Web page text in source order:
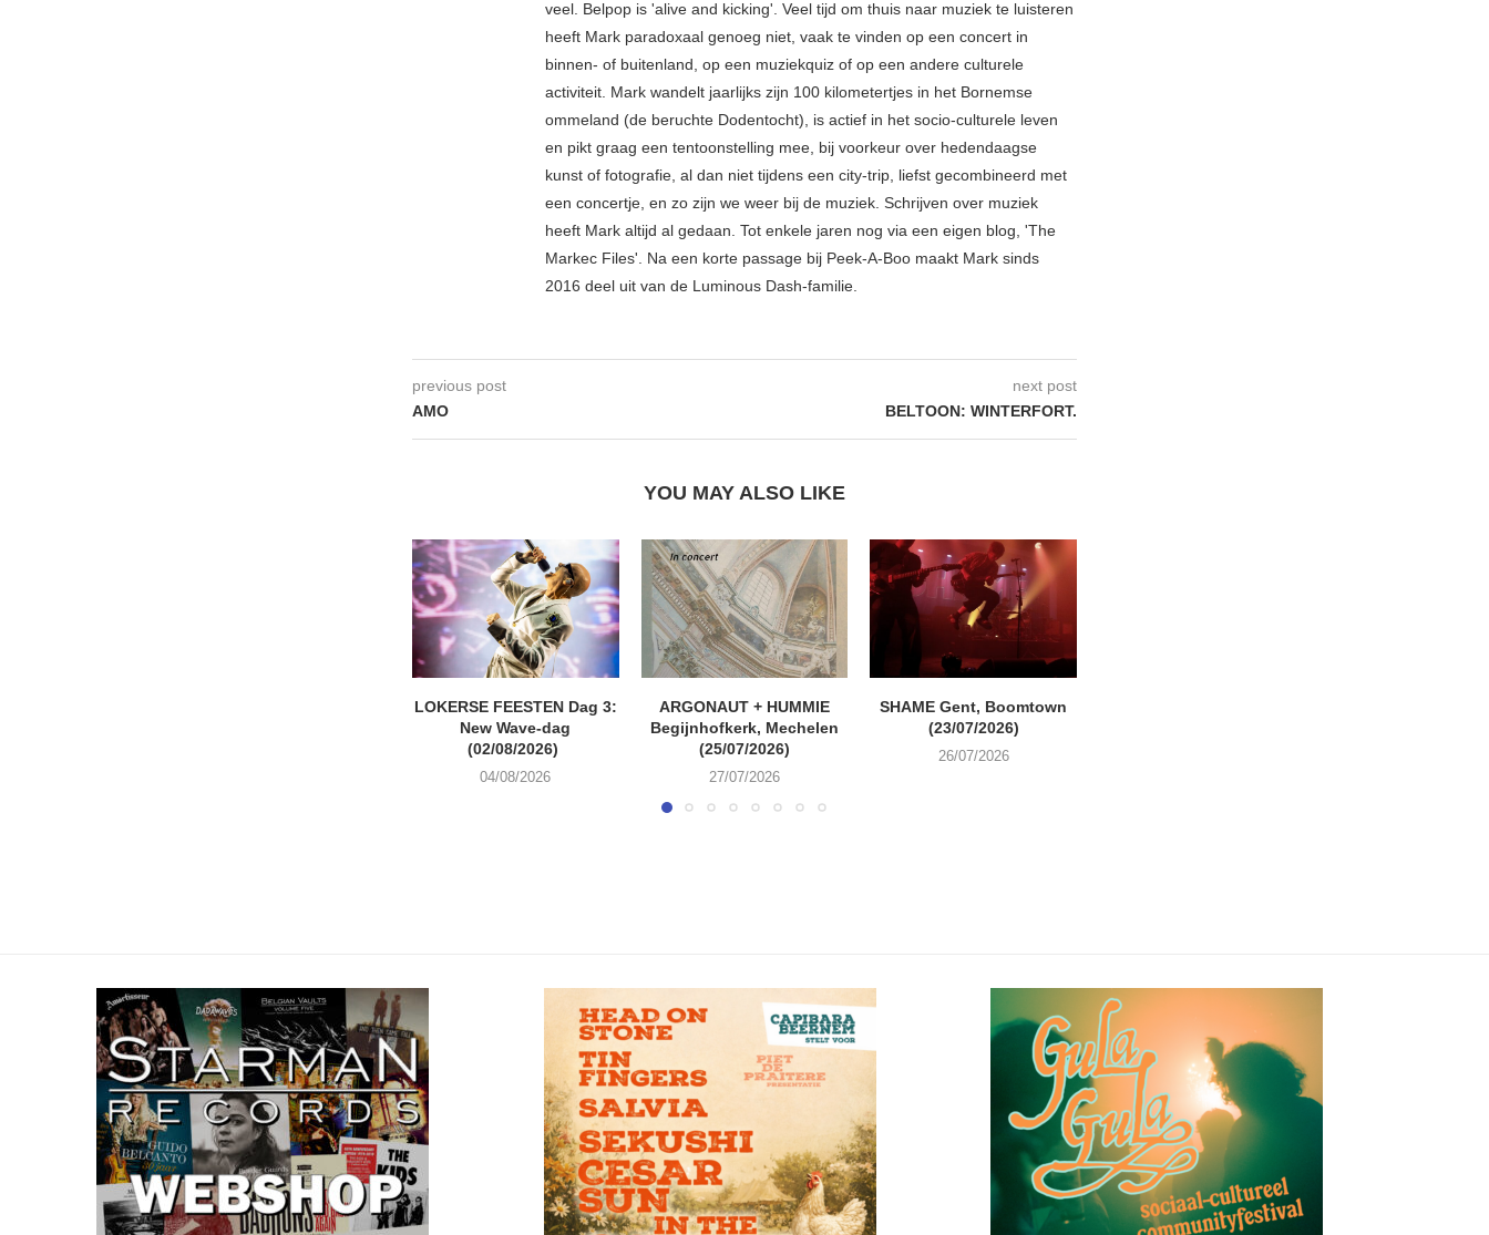
veel. Belpop is 'alive and kicking'. Veel tijd om thuis naar muziek te luisteren
heeft Mark paradoxaal genoeg niet, vaak te vinden op een concert in
binnen- of buitenland, op een muziekquiz of op een andere culturele
activiteit. Mark wandelt jaarlijks zijn 100 kilometertjes in het Bornemse
ommeland (de beruchte Dodentocht), is actief in het socio-culturele leven
en pikt graag een tentoonstelling mee, bij voorkeur over hedendaagse
kunst of fotografie, al dan niet tijdens een city-trip, liefst gecombineerd met
een concertje, en zo zijn we weer bij de muziek. Schrijven over muziek
heeft Mark altijd al gedaan. Tot enkele jaren nog via een eigen blog, 'The
Markec Files'. Na een korte passage bij Peek-A-Boo maakt Mark sinds
2016 deel uit van de Luminous Dash-familie.
previous post
AMO
next post
BELTOON: WINTERFORT.
YOU MAY ALSO LIKE
LOKERSE FEESTEN Dag 3:
New Wave-dag
(02/08/2026)
04/08/2026
ARGONAUT + HUMMIE
Begijnhofkerk, Mechelen
(25/07/2026)
27/07/2026
SHAME Gent, Boomtown
(23/07/2026)
26/07/2026